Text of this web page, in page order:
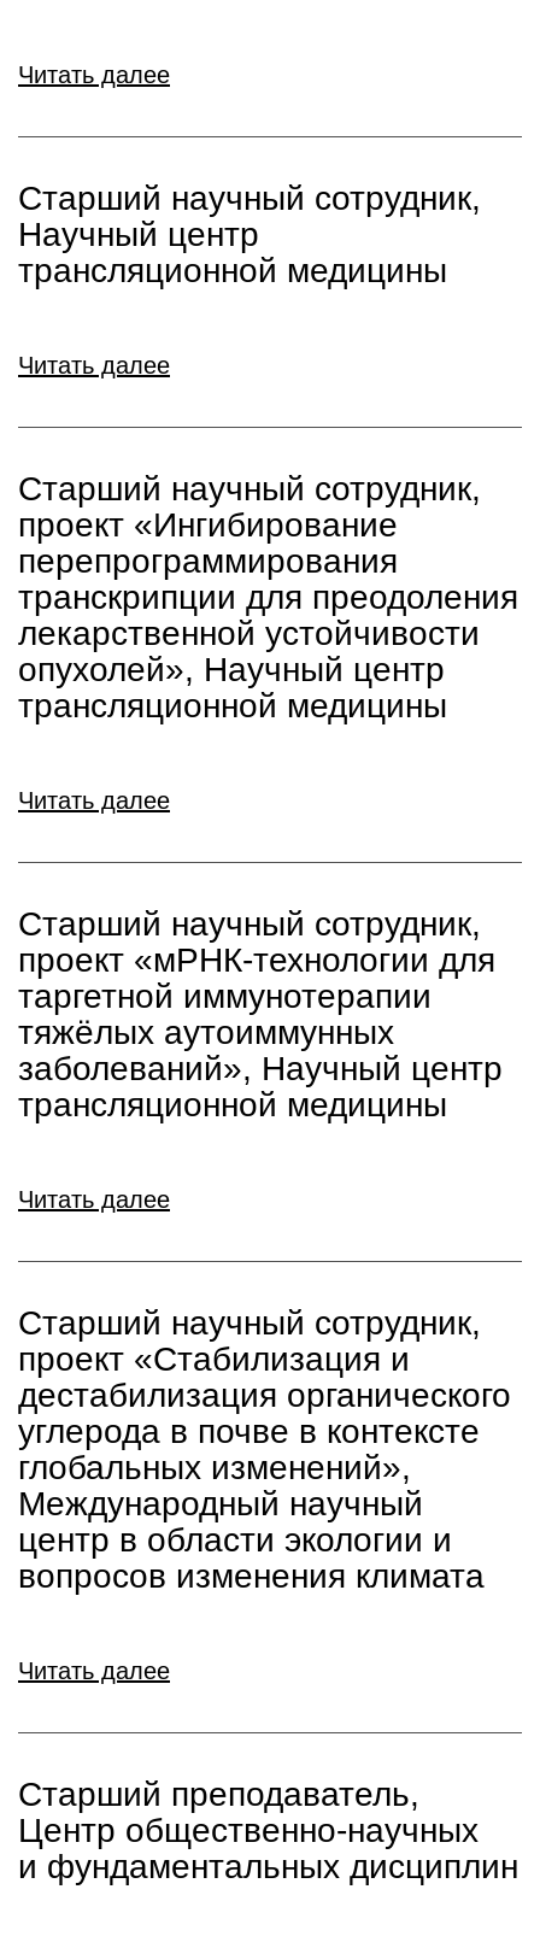
Читать далее
Старший научный сотрудник,
Научный центр
трансляционной медицины
Читать далее
Старший научный сотрудник,
проект «Ингибирование
перепрограммирования
транскрипции для преодоления
лекарственной устойчивости
опухолей», Научный центр
трансляционной медицины
Читать далее
Старший научный сотрудник,
проект «мРНК-технологии для
таргетной иммунотерапии
тяжёлых аутоиммунных
заболеваний», Научный центр
трансляционной медицины
Читать далее
Старший научный сотрудник,
проект «Стабилизация и
дестабилизация органического
углерода в почве в контексте
глобальных изменений»,
Международный научный
центр в области экологии и
вопросов изменения климата
Читать далее
Старший преподаватель,
Центр общественно-научных
и фундаментальных дисциплин